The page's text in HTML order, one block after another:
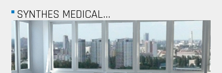
VATERA